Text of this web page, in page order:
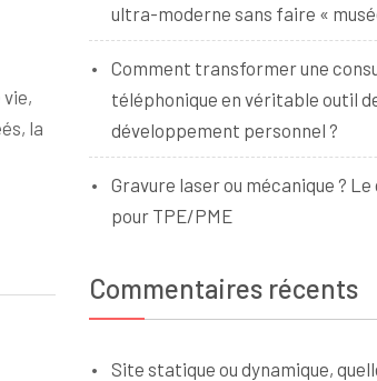
la
ultra-moderne sans faire «
Comment transformer une
téléphonique en véritable outil
développement personnel ?
Gravure laser ou mécanique ? Le
pour TPE/PME
Commentaires récents
Site statique ou dynamique,